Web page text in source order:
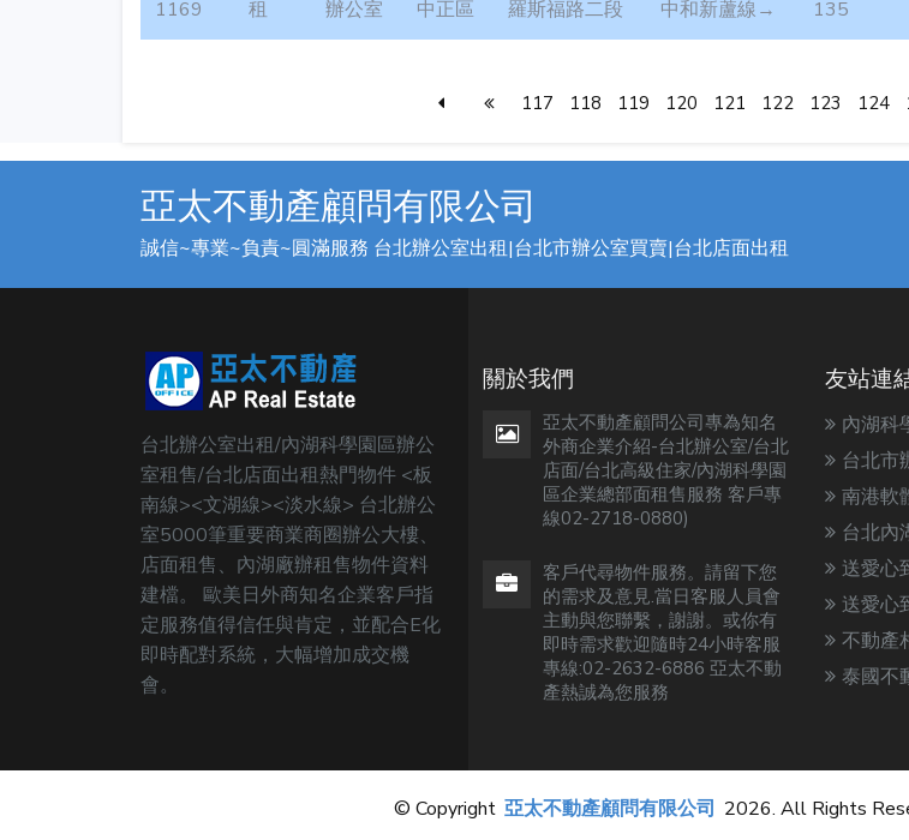
1169 租 辦公室 中正區 羅斯福路二段 中和新蘆線→ 135
117 118 119 120 121 122 123 124
亞太不動產顧問有限公司
誠信~專業~負責~圓滿服務 台北辦公室出租|台北市辦公室買賣|台北店面出租
台北辦公室出租/內湖科學園區辦公
室租售/台北店面出租熱門物件 <板
南線><文湖線><淡水線> 台北辦公
室5000筆重要商業商圈辦公大樓、
店面租售、內湖廠辦租售物件資料
建檔。 歐美日外商知名企業客戶指
定服務值得信任與肯定，並配合E化
即時配對系統，大幅增加成交機
會。
關於我們
亞太不動產顧問公司專為知名
外商企業介紹-台北辦公室/台北
店面/台北高級住家/內湖科學園
區企業總部面租售服務 客戶專
線02-2718-0880)
客戶代尋物件服務。請留下您
的需求及意見.當日客服人員會
主動與您聯繫，謝謝。或你有
即時需求歡迎隨時24小時客服
專線:02-2632-6886 亞太不動
產熱誠為您服務
友站連
內湖科
台北市
南港軟
台北內
送愛心
送愛心
不動產
泰國不
© Copyright 亞太不動產顧問有限公司 2026. All Rights